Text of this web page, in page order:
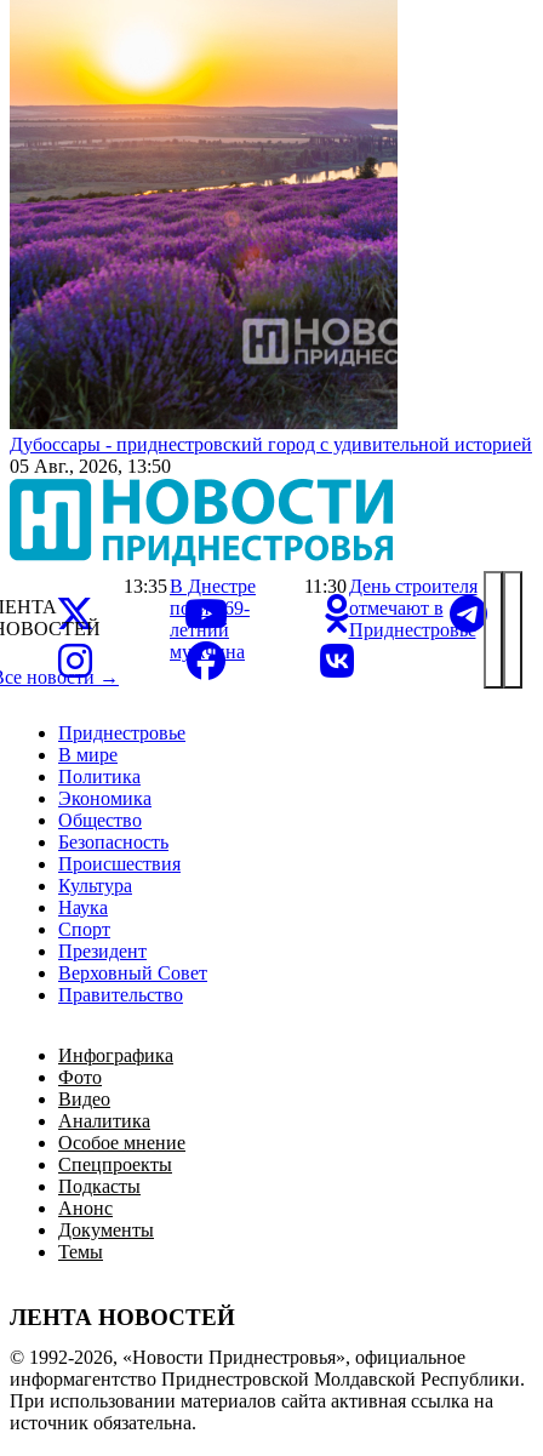
Дубоссары - приднестровский город с удивительной историей
05 Авг., 2026, 13:50
Приднестровье
В мире
Политика
Экономика
Общество
Безопасность
Происшествия
Культура
Наука
Спорт
Президент
Верховный Совет
Правительство
Инфографика
Фото
Видео
Аналитика
Особое мнение
Спецпроекты
Подкасты
Анонс
Документы
Темы
ЛЕНТА НОВОСТЕЙ
новости →
13:35В Днестре
погиб 69-
летний
мужчина
11:30 День строителя
отмечают в
Приднестровье
© 1992-2026, «Новости Приднестровья», официальное
информагентство Приднестровской Молдавской Республики.
При использовании материалов сайта активная ссылка на
источник обязательна.